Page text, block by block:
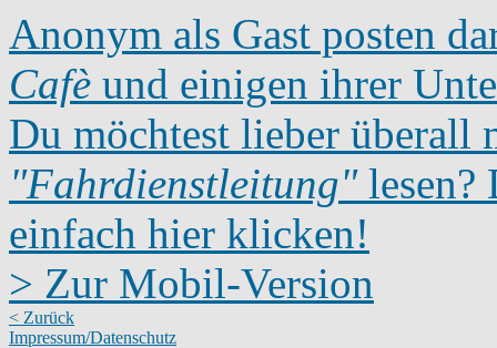
Anonym als Gast posten
Cafè und einigen ihrer
Du möchtest lieber überall
"Fahrdienstleitung"lesen?
einfach hier klicken!
> Zur Mobil-Version
< Zurück
Impressum/Datenschutz